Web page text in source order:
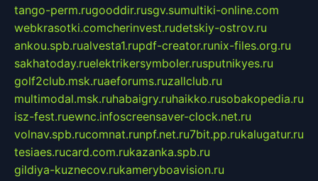
tango-perm.rugooddir.rusgv.sumultiki-online.com
webkrasotki.comcherinvest.rudetskiy-ostrov.ru
ankou.spb.rualvesta1.rupdf-creator.runix-files.org.ru
sakhatoday.ruelektrikersymboler.rusputnikyes.ru
golf2club.msk.ruaeforums.ruzallclub.ru
multimodal.msk.ruhabaigry.ruhaikko.rusobakopedia.ru
isz-fest.ruewnc.infoscreensaver-clock.net.ru
volnav.spb.rucomnat.runpf.net.ru7bit.pp.rukalugatur.ru
tesiaes.rucard.com.rukazanka.spb.ru
gildiya-kuznecov.rukameryboavision.ru